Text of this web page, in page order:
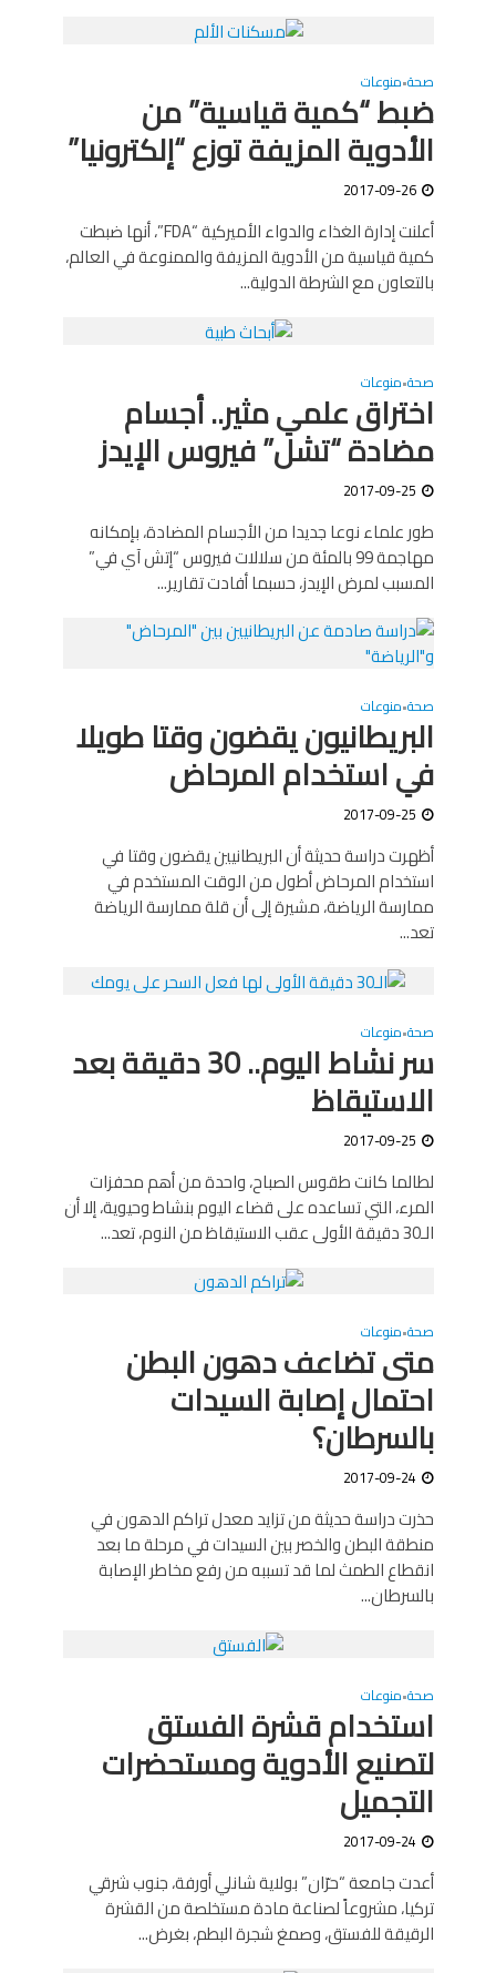
صحة•منوعات
ضبط “كمية قياسية” من
الأدوية المزيفة توزع “إلكترونيا”
2017-09-26
أعلنت إدارة الغذاء والدواء الأميركية “FDA”، أنها ضبطت
كمية قياسية من الأدوية المزيفة والممنوعة في العالم،
بالتعاون مع الشرطة الدولية...
صحة•منوعات
اختراق علمي مثير.. أجسام
مضادة “تشل” فيروس الإيدز
2017-09-25
طور علماء نوعا جديدا من الأجسام المضادة، بإمكانه
مهاجمة 99 بالمئة من سلالات فيروس “إتش آي في”
المسبب لمرض الإيدز، حسبما أفادت تقارير...
صحة•منوعات
البريطانيون يقضون وقتا طويلا
في استخدام المرحاض
2017-09-25
أظهرت دراسة حديثة أن البريطانيين يقضون وقتا في
استخدام المرحاض أطول من الوقت المستخدم في
ممارسة الرياضة، مشيرة إلى أن قلة ممارسة الرياضة
تعد...
صحة•منوعات
سر نشاط اليوم.. 30 دقيقة بعد
الاستيقاظ
2017-09-25
لطالما كانت طقوس الصباح، واحدة من أهم محفزات
المرء، التي تساعده على قضاء اليوم بنشاط وحيوية، إلا أن
الـ30 دقيقة الأولى عقب الاستيقاظ من النوم، تعد...
صحة•منوعات
متى تضاعف دهون البطن
احتمال إصابة السيدات
بالسرطان؟
2017-09-24
حذرت دراسة حديثة من تزايد معدل تراكم الدهون في
منطقة البطن والخصر بين السيدات في مرحلة ما بعد
انقطاع الطمث لما قد تسببه من رفع مخاطر الإصابة
بالسرطان...
صحة•منوعات
استخدام قشرة الفستق
لتصنيع الأدوية ومستحضرات
التجميل
2017-09-24
أعدت جامعة “حرّان” بولاية شانلي أورفة، جنوب شرقي
تركيا، مشروعاً لصناعة مادة مستخلصة من القشرة
الرقيقة للفستق، وصمغ شجرة البطم، بغرض...